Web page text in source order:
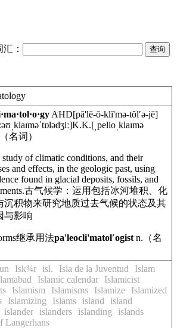
：
AHD[pā'lē-ō-klī'mə-tŏlʹə-jē]
K.K.[ˌpelioˌklaɪmə
（名词）
study of climatic conditions, and their
and effects, in the geologic past, using
found in glacial deposits, fossils, and
古气候学：运用包括冰河堆积、化
沉积物来研究地质过去气候的状态及其
与影响
继承用法pa'leocli'matolʹogist n. （名
Isk¾r isl. Isla de la Juventud
Islam
Islamic calendar
Islamicist
Islamism Islamisms Islamize
Islamized
Islamizing Islams island
island
islander islanders islanding
islands
Langerhans